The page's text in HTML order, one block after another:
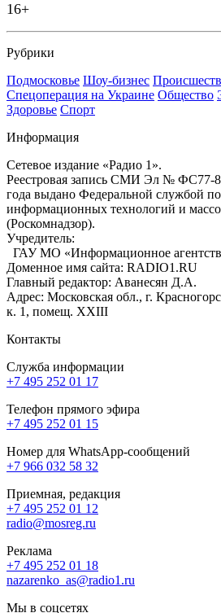
16+
Рубрики
Подмосковье Шоу-бизнес
Спецоперация на Украине Общество
Здоровье Спорт
Информация
Сетевое издание «Радио 1».
Реестровая запись СМИ Эл № ФС77-
года выдано Федеральной службой по
информационных технологий и
(Роскомнадзор).
Учредитель:
ГАУ МО «Информационное
Доменное имя сайта: RADIO1.RU
Главный редактор: Аванесян Д.А.
Адрес: Московская обл., г.
к. 1, помещ. XXIII
Контакты
Служба информации
+7 495 252 01 17
Телефон прямого эфира
+7 495 252 01 15
Номер для WhatsApp-сообщений
+7 966 032 58 32
Приемная, редакция
+7 495 252 01 12
radio@mosreg.ru
Реклама
+7 495 252 01 18
nazarenko_as@radio1.ru
Мы в соцсетях